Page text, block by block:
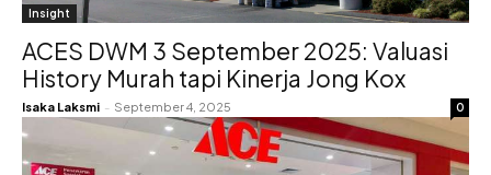
Insight
ACES DWM 3 September 2025: Valuasi
History Murah tapi Kinerja Jong Kox
Isaka Laksmi - September 4, 2025 0